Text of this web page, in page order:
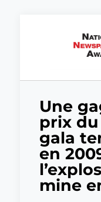
Une
prix du
gala
en
mine